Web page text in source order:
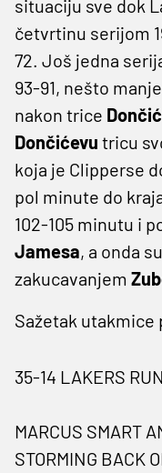
situaciju sve dok
četvrtinu serijom
72. Još jedna
93-91, nešto
nakon trice
Dončićevu tricu
koja je Clipperse
pol minute do
102-105 minutu i
Jamesa, a onda
zakucavanjem
Sažetak utakmice
35-14 LAKERS
MARCUS SMART
STORMING BACK